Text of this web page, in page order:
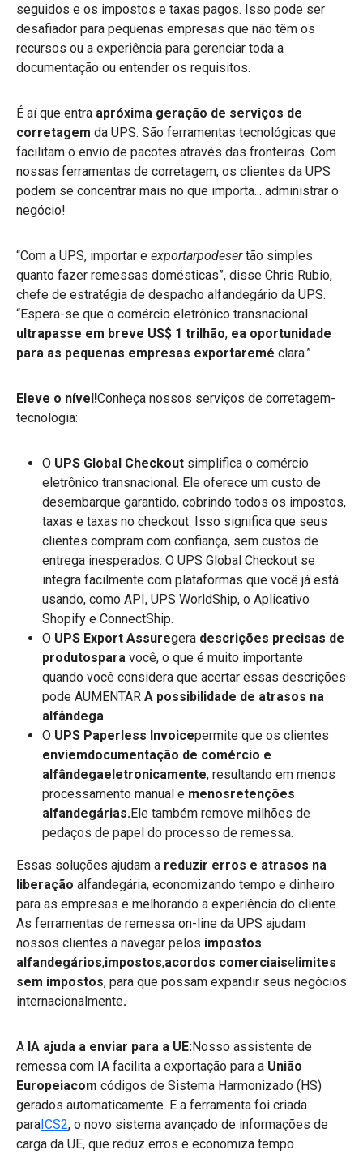
seguidos e os impostos e taxas pagos. Isso pode ser
desafiador para pequenas empresas que não têm os
recursos ou a experiência para gerenciar toda a
documentação ou entender os requisitos.
É aí que entra apróxima geração de serviços de
corretagem da UPS. São ferramentas tecnológicas que
facilitam o envio de pacotes através das fronteiras. Com
nossas ferramentas de corretagem, os clientes da UPS
podem se concentrar mais no que importa... administrar o
negócio!
“Com a UPS, importar e exportarpodesertão simples
quanto fazer remessas domésticas”, disse Chris Rubio,
chefe de estratégia de despacho alfandegário da UPS.
“Espera-se que o comércio eletrônico transnacional
ultrapasse em breve US$ 1 trilhão, ea oportunidade
para as pequenas empresas exportaremé clara.”
Eleve o nível!Conheça nossos serviços de corretagem-
tecnologia:
O UPS Global Checkout simplifica o comércio
eletrônico transnacional. Ele oferece um custo de
desembarque garantido, cobrindo todos os impostos,
taxas e taxas no checkout. Isso significa que seus
clientes compram com confiança, sem custos de
entrega inesperados. O UPS Global Checkout se
integra facilmente com plataformas que você já está
usando, como API, UPS WorldShip, o Aplicativo
Shopify e ConnectShip.
O UPS Export Assuregera descrições precisas de
produtospara você, o que é muito importante
quando você considera que acertar essas descrições
pode AUMENTAR A possibilidade de atrasos na
alfândega.
O UPS Paperless Invoicepermite que os clientes
enviemdocumentação de comércio e
alfândegaeletronicamente, resultando em menos
processamento manual e menosretenções
alfandegárias.Ele também remove milhões de
pedaços de papel do processo de remessa.
Essas soluções ajudam a reduzir erros e atrasos na
liberação alfandegária, economizando tempo e dinheiro
para as empresas e melhorando a experiência do cliente.
As ferramentas de remessa on-line da UPS ajudam
nossos clientes a navegar pelos impostos
alfandegários,impostos,acordos comerciaiselimites
sem impostos, para que possam expandir seus negócios
internacionalmente.
A IA ajuda a enviar para a UE:Nosso assistente de
remessa com IA facilita a exportação para a União
Europeiacom códigos de Sistema Harmonizado (HS)
gerados automaticamente. E a ferramenta foi criada
paraICS2, o novo sistema avançado de informações de
carga da UE, que reduz erros e economiza tempo.